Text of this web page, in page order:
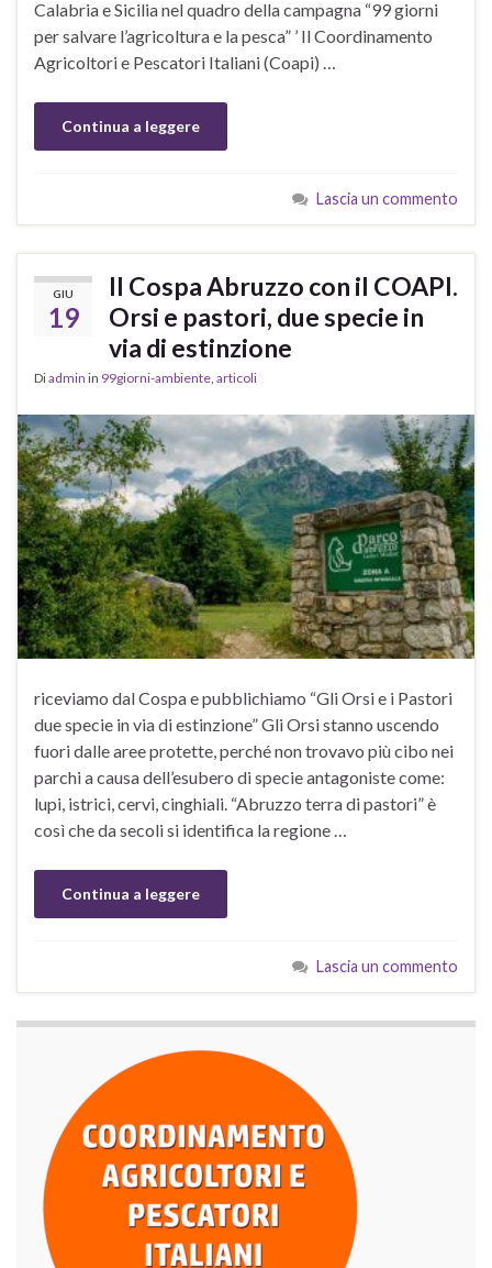
Calabria e Sicilia nel quadro della campagna “99 giorni
per salvare l’agricoltura e la pesca” ’ Il Coordinamento
Agricoltori e Pescatori Italiani (Coapi) …
Continua a leggere
Lascia un commento
GIU
19
Il Cospa Abruzzo con il COAPI.
Orsi e pastori, due specie in
via di estinzione
Diadmin in 99giorni-ambiente, articoli
riceviamo dal Cospa e pubblichiamo “Gli Orsi e i Pastori
due specie in via di estinzione” Gli Orsi stanno uscendo
fuori dalle aree protette, perché non trovavo più cibo nei
parchi a causa dell’esubero di specie antagoniste come:
lupi, istrici, cervi, cinghiali. “Abruzzo terra di pastori” è
così che da secoli si identifica la regione …
Continua a leggere
Lascia un commento